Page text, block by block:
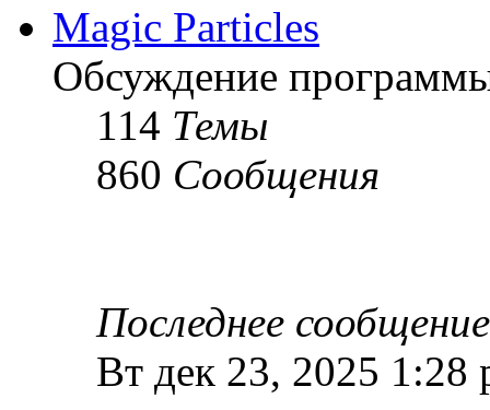
Magic Particles
Обсуждение
114 Темы
860 Сообщения
Последнее сообщение
Вт дек 23, 2025 1:28